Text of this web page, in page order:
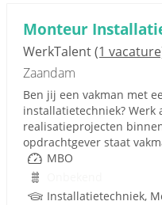
Monteur
WerkTalent(1
Zaandam
Ben jij een vakman met
installatietechniek?
realisatieprojecten
opdrachtgever staat
MBO